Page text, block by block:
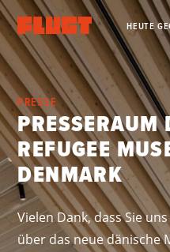
HEUTE
PRESSE
PRESSERAUM
REFUGEE
DENMARK
Vielen Dank, dass Sie
über das neue dänische